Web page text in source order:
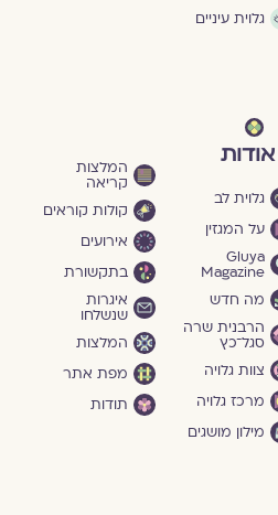
גלוית עיניים
אודות
גלוית לב
על המגזין
Gluya
Magazine
מה חדש
הרבנית שרה
סגל־כץ
צוות גלויה
מרכז גלויה
מילון מושגים
המלצות
קריאה
קולות קוראים
אירועים
בתקשורת
איגרות
שנשלחו
המלצות
מפת אתר
תודות